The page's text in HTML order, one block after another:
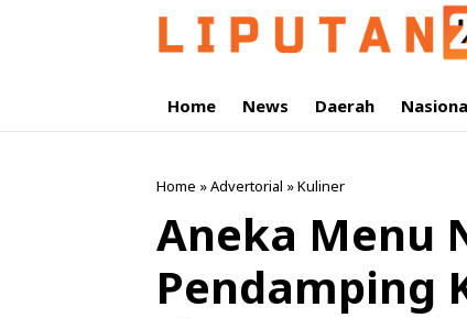
Home News Daerah
Home »Advertorial »Kuliner
Aneka Menu
Pendamping